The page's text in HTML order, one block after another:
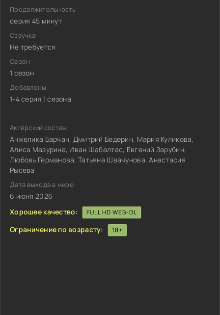
Продолжительность:
серия 45 минут
Озвучка:
Не требуется
Сезон:
1 сезон
Добавлены:
1-4 серия 1 сезона
Актёрский состав:
Анжелика Барчан, Дмитрий Бедерин, Мария Куликова,
Алиса Мазурина, Иван Шабалтас, Евгений Зарубин,
Любовь Германова, Татьяна Швачунова, Анастасия
Рысева
Дата выхода в мире:
6 июня 2026
Хорошее качество:
FULL HD WEB-DL
Ограничение по возрасту: 18+